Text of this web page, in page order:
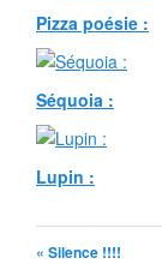
Pizza poésie :
Séquoia :
Lupin :
« Silence !!!!